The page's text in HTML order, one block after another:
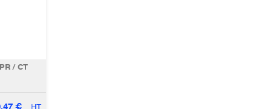
/ CT
€